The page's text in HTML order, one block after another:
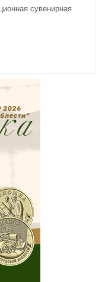
сувенирная